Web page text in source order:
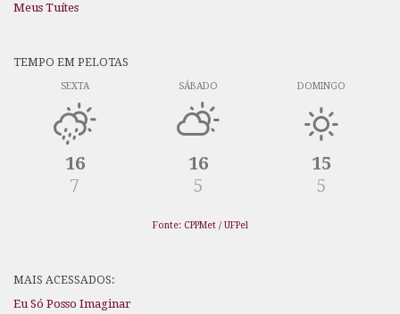
Meus Tuítes
TEMPO EM PELOTAS
SEXTA
16
7
SÁBADO
16
5
DOMINGO
15
5
Fonte: CPPMet / UFPel
MAIS ACESSADOS:
Eu Só Posso Imaginar